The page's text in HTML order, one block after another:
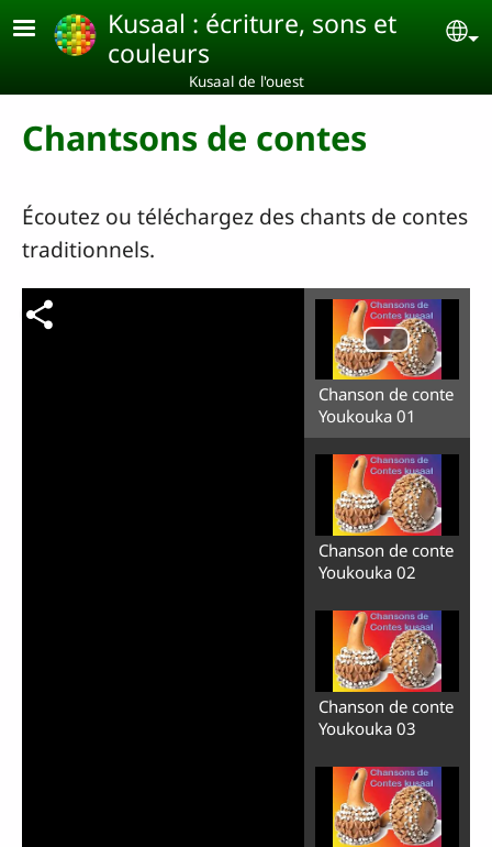
Aller au contenu principal
Kusaal : écriture, sons et
couleurs
Kusaal de l'ouest
Chantsons de contes
Écoutez ou téléchargez des chants de contes
traditionnels.
Chanson de conte
Youkouka 01
Chanson de conte
Youkouka 02
Chanson de conte
Youkouka 03